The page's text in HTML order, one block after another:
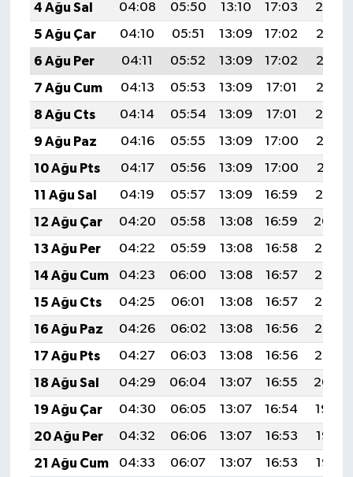
4 Ağu Sal
04:08 05:50 13:10 17:03
20:19
5 Ağu Çar
04:10 05:51 13:09 17:02
20:17
6 Ağu Per
04:11 05:52 13:09 17:02
20:16
7 Ağu Cum
04:13 05:53 13:09 17:01
20:15
8 Ağu Cts
04:14 05:54 13:09 17:01
20:14
9 Ağu Paz
04:16 05:55 13:09 17:00
20:13
10 Ağu Pts
04:17 05:56 13:09 17:00
20:11
11 Ağu Sal
04:19 05:57 13:09 16:59
20:10
12 Ağu Çar
04:20 05:58 13:08 16:59
20:09
13 Ağu Per
04:22 05:59 13:08 16:58
20:07
14 Ağu Cum
04:23 06:00 13:08 16:57
20:06
15 Ağu Cts
04:25 06:01 13:08 16:57
20:05
16 Ağu Paz
04:26 06:02 13:08 16:56
20:03
17 Ağu Pts
04:27 06:03 13:08 16:56
20:02
18 Ağu Sal
04:29 06:04 13:07 16:55
20:00
19 Ağu Çar
04:30 06:05 13:07 16:54
19:59
20 Ağu Per
04:32 06:06 13:07 16:53
19:58
21 Ağu Cum
04:33 06:07 13:07 16:53
19:56